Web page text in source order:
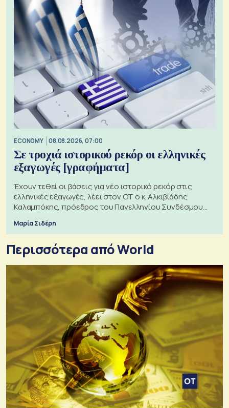
ECONOMY 08.08.2026, 07:00
Σε τροχιά ιστορικού ρεκόρ οι ελληνικές
εξαγωγές [γραφήματα]
Έχουν τεθεί οι βάσεις για νέο ιστορικό ρεκόρ στις
ελληνικές εξαγωγές, λέει στον ΟΤ ο κ. Αλκιβιάδης
Καλαμπόκης, πρόεδρος του Πανελληνίου Συνδέσμου
Μαρία Σιδέρη
Περισσότερα από World